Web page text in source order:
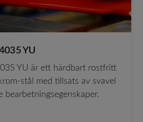
YU
YU är ett härdbart rostfritt
stål med tillsats av svavel
bearbetningsegenskaper.